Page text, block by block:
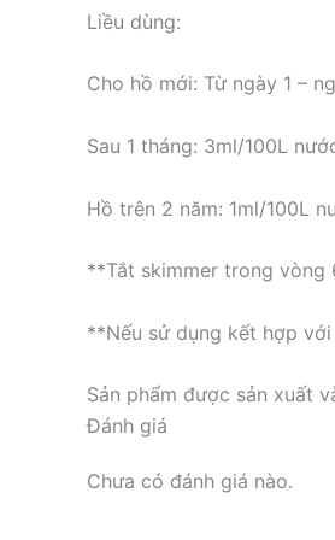
Liều dùng:
Cho hồ mới: Từ ngày 1 –
Sau 1 tháng: 3ml/100L
Hồ trên 2 năm: 1ml/100L
**Tắt skimmer trong vòng
**Nếu sử dụng kết hợp
Sản phẩm được sản xuất
Đánh giá
Chưa có đánh giá nào.